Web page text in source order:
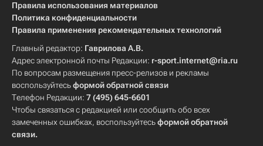
Правила использования материалов
Политика конфиденциальности
Правила применения рекомендательных технологий
Главный редактор: Гаврилова А.В.
Адрес электронной почты Редакции: r-sport.internet@ria.ru
По вопросам размещения пресс-релизов и рекламы
воспользуйтесьформой обратной связи
Телефон Редакции: 7 (495) 645-6601
Чтобы связаться с редакцией или сообщить обо всех
замеченных ошибках, воспользуйтесьформой обратной
связи.